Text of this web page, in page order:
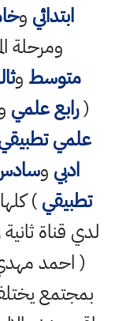
ابتدائي و
ومرحلة
متوسط و
(رابع علمي
علمي
ادبي و
تطبيقي)
لدي قناة
بمجتمع